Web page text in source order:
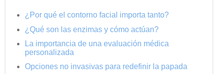
¿Por qué el contorno facial importa tanto?
¿Qué son las enzimas y cómo actúan?
La importancia de una evaluación médica
personalizada
Opciones no invasivas para redefinir la papada